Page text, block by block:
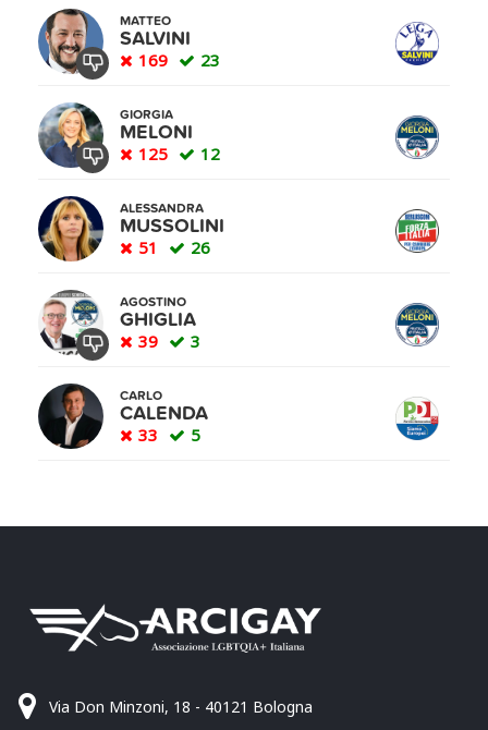
MATTEO
SALVINI
169 23
GIORGIA
MELONI
125 12
ALESSANDRA
MUSSOLINI
51 26
AGOSTINO
GHIGLIA
39 3
CARLO
CALENDA
33 5
Via Don Minzoni, 18 - 40121 Bologna